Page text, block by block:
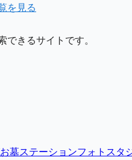
を見る
きるサイトです。
お墓ステーションフォトスタ